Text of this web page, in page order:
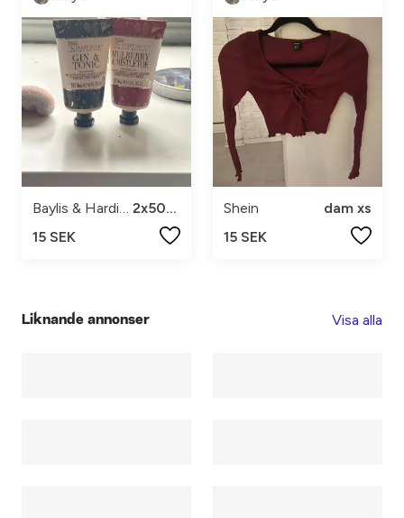
Baylis & Harding
2x50ml
15 SEK
Shein
dam xs
15 SEK
Liknande annonser Visa alla